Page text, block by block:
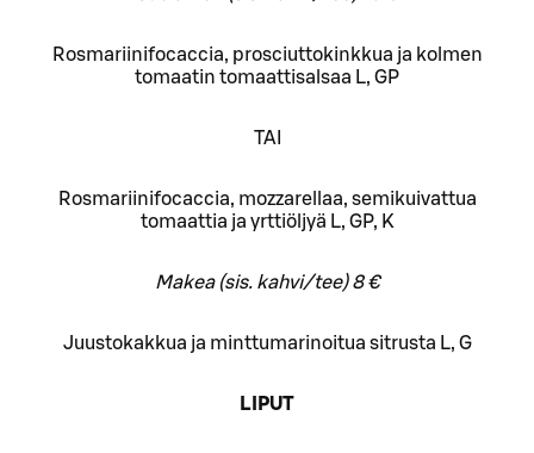
Rosmariinifocaccia, prosciuttokinkkua ja kolmen
tomaatin tomaattisalsaa L, GP
TAI
Rosmariinifocaccia, mozzarellaa, semikuivattua
tomaattia ja yrttiöljyä L, GP, K
Makea (sis. kahvi/tee) 8 €
Juustokakkua ja minttumarinoitua sitrusta L, G
LIPUT